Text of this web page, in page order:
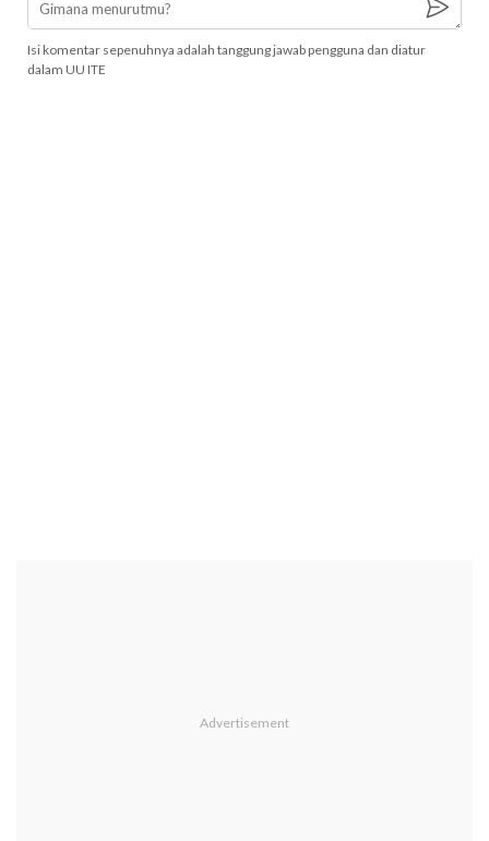
Isi komentar sepenuhnya adalah tanggung jawab pengguna dan diatur
dalam UU ITE